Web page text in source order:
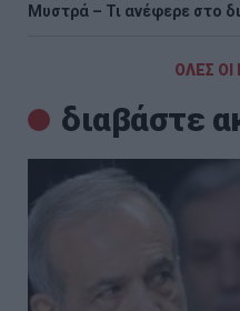
Μυστρά – Τι ανέφερε στο
ΟΛΕΣ ΟΙ
διαβάστε